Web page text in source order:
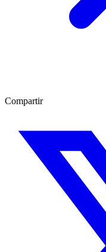
Compartir